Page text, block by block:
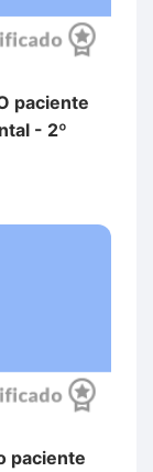
paciente
- 2º
paciente